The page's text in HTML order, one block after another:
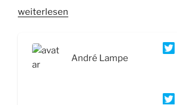
„WSR026
Statine,
Impfen
weiterlesen
André Lampe